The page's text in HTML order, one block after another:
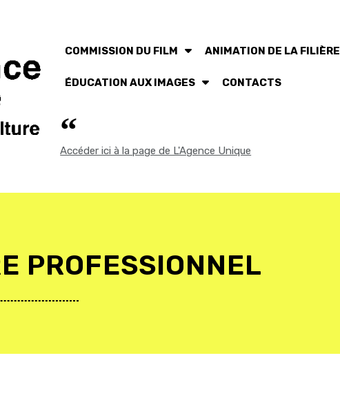
COMMISSION DU FILM ANIMATION DE LA FILIÈRE
ÉDUCATION AUX IMAGES CONTACTS
Accéder ici à la page de L'Agence Unique
PROFESSIONNEL